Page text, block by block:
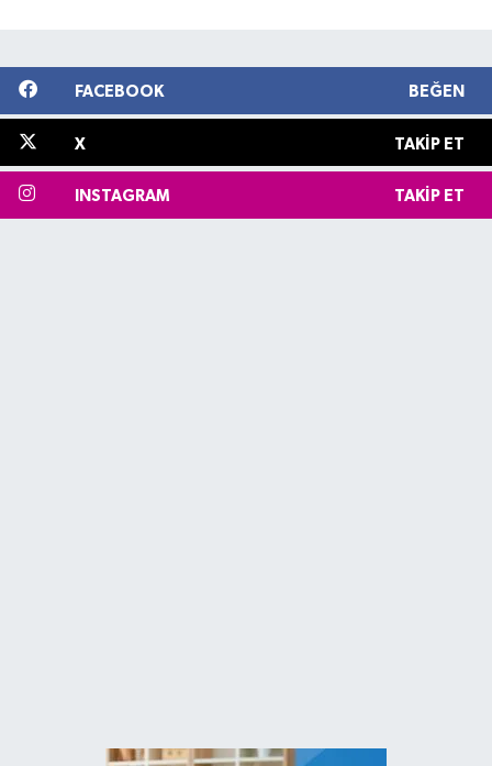
FACEBOOK BEĞEN
X TAKIP ET
INSTAGRAM TAKIP ET